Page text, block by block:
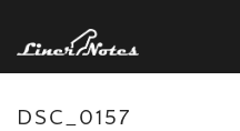
DSC_0157